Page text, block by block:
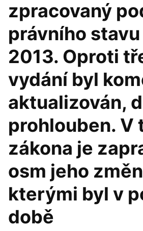
zpracovaný
právního stavu
2013. Oproti
vydání byl
aktualizován,
prohlouben. V
zákona je
osm jeho
kterými byl v
době